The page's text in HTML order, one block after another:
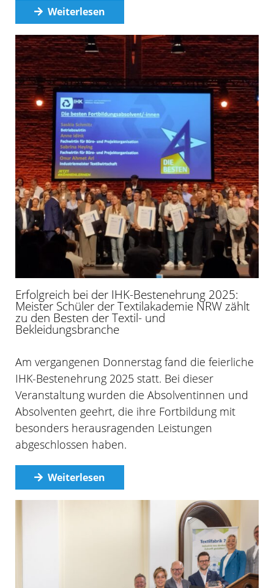
Weiterlesen
Erfolgreich bei der IHK-Bestenehrung 2025:
Meister Schüler der Textilakademie NRW zählt
zu den Besten der Textil- und
Bekleidungsbranche
Am vergangenen Donnerstag fand die feierliche
IHK-Bestenehrung 2025 statt. Bei dieser
Veranstaltung wurden die Absolventinnen und
Absolventen geehrt, die ihre Fortbildung mit
besonders herausragenden Leistungen
abgeschlossen haben.
Weiterlesen